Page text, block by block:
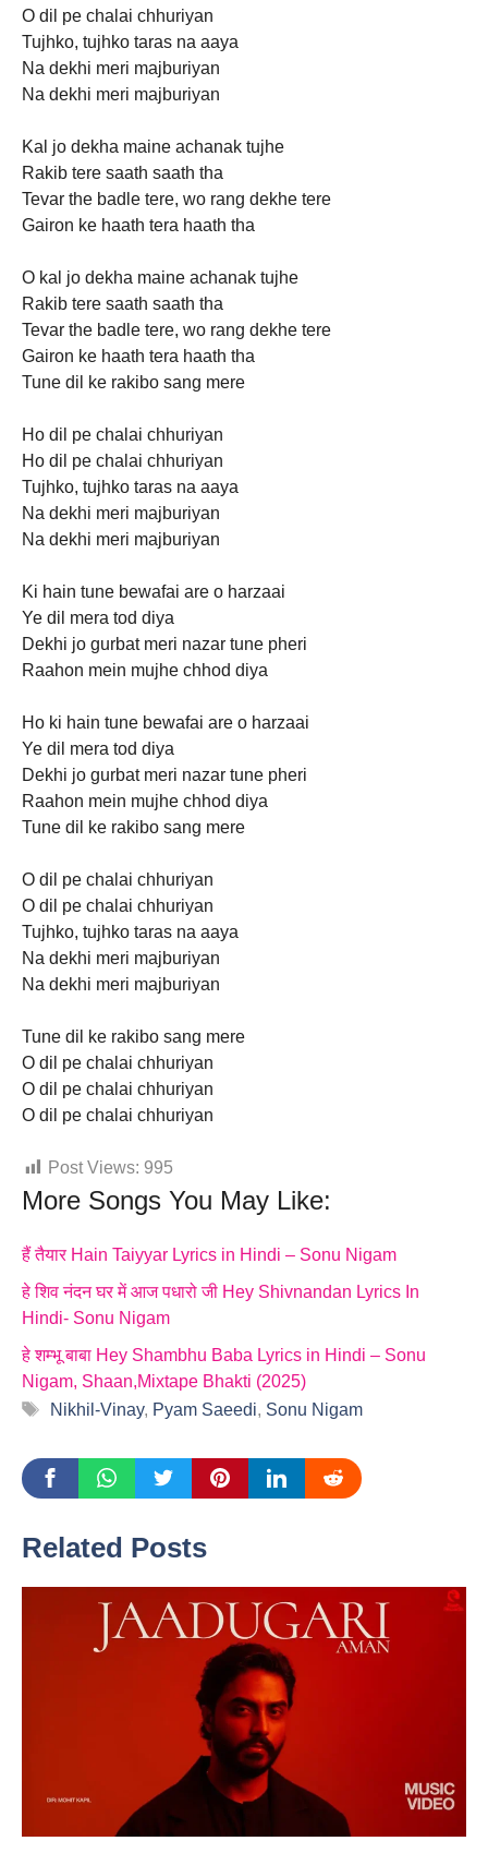
O dil pe chalai chhuriyan
Tujhko, tujhko taras na aaya
Na dekhi meri majburiyan
Na dekhi meri majburiyan
Kal jo dekha maine achanak tujhe
Rakib tere saath saath tha
Tevar the badle tere, wo rang dekhe tere
Gairon ke haath tera haath tha
O kal jo dekha maine achanak tujhe
Rakib tere saath saath tha
Tevar the badle tere, wo rang dekhe tere
Gairon ke haath tera haath tha
Tune dil ke rakibo sang mere
Ho dil pe chalai chhuriyan
Ho dil pe chalai chhuriyan
Tujhko, tujhko taras na aaya
Na dekhi meri majburiyan
Na dekhi meri majburiyan
Ki hain tune bewafai are o harzaai
Ye dil mera tod diya
Dekhi jo gurbat meri nazar tune pheri
Raahon mein mujhe chhod diya
Ho ki hain tune bewafai are o harzaai
Ye dil mera tod diya
Dekhi jo gurbat meri nazar tune pheri
Raahon mein mujhe chhod diya
Tune dil ke rakibo sang mere
O dil pe chalai chhuriyan
O dil pe chalai chhuriyan
Tujhko, tujhko taras na aaya
Na dekhi meri majburiyan
Na dekhi meri majburiyan
Tune dil ke rakibo sang mere
O dil pe chalai chhuriyan
O dil pe chalai chhuriyan
O dil pe chalai chhuriyan
Post Views: 995
More Songs You May Like:
हैं तैयार Hain Taiyyar Lyrics in Hindi – Sonu Nigam
हे शिव नंदन घर में आज पधारो जी Hey Shivnandan Lyrics In
Hindi- Sonu Nigam
हे शम्भू बाबा Hey Shambhu Baba Lyrics in Hindi – Sonu
Nigam, Shaan,Mixtape Bhakti (2025)
Tags
Nikhil-Vinay, Pyam Saeedi, Sonu Nigam
Related Posts